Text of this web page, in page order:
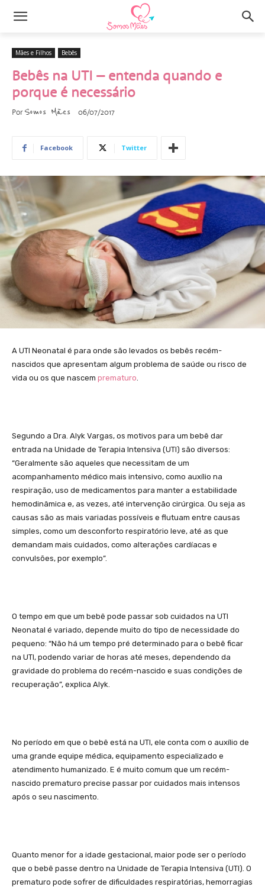
Mães e Filhos Bebês
​Bebês na UTI​ – entenda quando e
porque é necessário​
Por Somos Mães 06/07/2017
Facebook Twitter
A UTI Neonatal é para onde são levados os bebês recém-
nascidos que apresentam algum problema de saúde ou risco de
vida ou os que nascem prematuro
Segundo a Dra. Alyk Vargas, os motivos para um bebê dar
entrada na Unidade de Terapia Intensiva (UTI) são diversos:
“Geralmente são aqueles que necessitam de um
acompanhamento médico mais intensivo, como auxílio na
respiração, uso de medicamentos para manter a estabilidade
hemodinâmica e, as vezes, até intervenção cirúrgica. Ou seja as
causas são as mais variadas possíveis e flutuam entre causas
simples, como um desconforto respiratório leve, até as que
demandam mais cuidados, como alterações cardíacas e
convulsões, por exemplo”.
O tempo em que um bebê pode passar sob cuidados na UTI
Neonatal é variado, depende muito do tipo de necessidade do
pequeno: “Não há um tempo pré determinado para o bebê ficar
na UTI, podendo variar de horas até meses, dependendo da
gravidade do problema do recém-nascido e suas condições de
recuperação”, explica Alyk.
No período em que o bebê está na UTI, ele conta com o auxílio de
uma grande equipe médica, equipamento especializado e
atendimento humanizado. E é muito comum que um recém-
nascido prematuro precise passar por cuidados mais intensos
após o seu nascimento.
Quanto menor for a idade gestacional, maior pode ser o período
que o bebê passe dentro na Unidade de Terapia Intensiva (UTI). O
prematuro pode sofrer de dificuldades respiratórias, hemorragias